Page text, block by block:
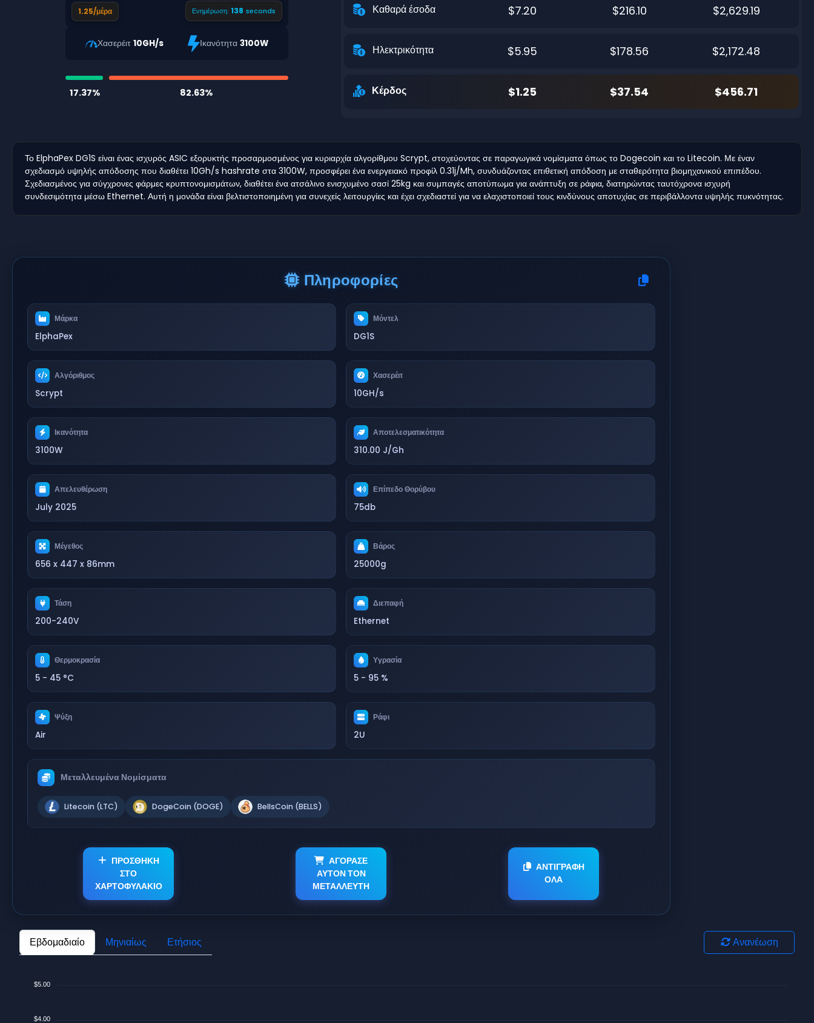
1.25/μέρα Ενημέρωση: 137 seconds
Χασερέιτ 10GH/s Ικανότητα 3100W
17.37% 82.63%
Καθαρά έσοδα $7.20 $216.10 $2,629.19
Ηλεκτρικότητα $5.95 $178.56 $2,172.48
Κέρδος $1.25 $37.54 $456.71
Το ElphaPex DG1S είναι ένας ισχυρός ASIC εξορυκτής προσαρμοσμένος για κυριαρχία αλγορίθμου Scrypt, στοχεύοντας σε παραγωγικά νομίσματα όπως το Dogecoin και το Litecoin. Με έναν
σχεδιασμό υψηλής απόδοσης που διαθέτει 10Gh/s hashrate στα 3100W, προσφέρει ένα ενεργειακό προφίλ 0.31j/Mh, συνδυάζοντας επιθετική απόδοση με σταθερότητα βιομηχανικού επιπέδου.
Σχεδιασμένος για σύγχρονες φάρμες κρυπτονομισμάτων, διαθέτει ένα ατσάλινο ενισχυμένο σασί 25kg και συμπαγές αποτύπωμα για ανάπτυξη σε ράφια, διατηρώντας ταυτόχρονα ισχυρή
συνδεσιμότητα μέσω Ethernet. Αυτή η μονάδα είναι βελτιστοποιημένη για συνεχείς λειτουργίες και έχει σχεδιαστεί για να ελαχιστοποιεί τους κινδύνους αποτυχίας σε περιβάλλοντα υψηλής πυκνότητας.
Πληροφορίες
Μάρκα
ElphaPex
Μόντελ
DG1S
Αλγόριθμος
Scrypt
Χασερέιτ
10GH/s
Ικανότητα
3100W
Αποτελεσματικότητα
310.00 J/Gh
Απελευθέρωση
July 2025
Επίπεδο Θορύβου
75db
Μέγεθος
656 x 447 x 86mm
Βάρος
25000g
Τάση
200-240V
Διεπαφή
Ethernet
Θερμοκρασία
5 - 45 °C
Υγρασία
5 - 95 %
Ψύξη
Air
Ράφι
2U
Μεταλλευμένα Νομίσματα
Litecoin (LTC) DogeCoin (DOGE) BellsCoin (BELLS)
ΠΡΟΣΘΗΚΗ
ΣΤΟ
ΧΑΡΤΟΦΥΛΑΚΙΟ
ΑΓΟΡΑΣΕ
ΑΥΤΟΝ ΤΟΝ
ΜΕΤΑΛΛΕΥΤΗ
ΑΝΤΙΓΡΑΦΗ
ΟΛΑ
Εβδομαδιαίο Μηνιαίως Ετήσιος Ανανέωση
$5.00
$4.00